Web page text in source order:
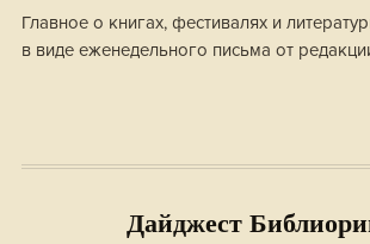
Главное о книгах, фестивалях и
в виде еженедельного письма от
Дайджест